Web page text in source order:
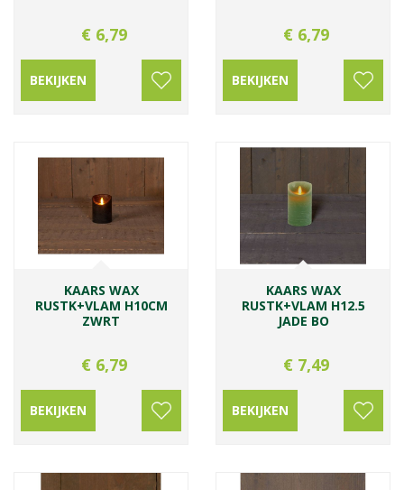
€ 6,79
BEKIJKEN
€ 6,79
BEKIJKEN
KAARS WAX
RUSTK+VLAM H10CM
ZWRT
€ 6,79
BEKIJKEN
KAARS WAX
RUSTK+VLAM H12.5
JADE BO
€ 7,49
BEKIJKEN